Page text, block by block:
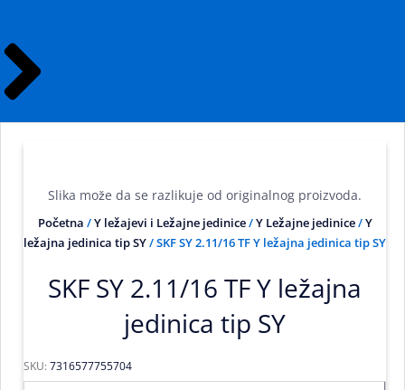
Slika može da se razlikuje od originalnog proizvoda.
Početna /Y ležajevi i Ležajne jedinice/Y Ležajne jedinice/Y
ležajna jedinica tip SY/ SKF SY 2.11/16 TF Y ležajna jedinica tip SY
SKF SY 2.11/16 TF Y ležajna
jedinica tip SY
SKU: 7316577755704